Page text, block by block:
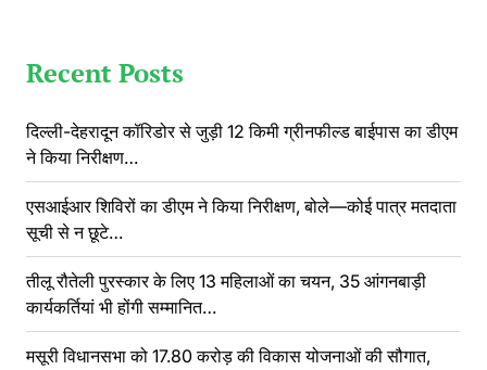
Recent Posts
दिल्ली-देहरादून कॉरिडोर से जुड़ी 12 किमी ग्रीनफील्ड बाईपास का डीएम
ने किया निरीक्षण…
एसआईआर शिविरों का डीएम ने किया निरीक्षण, बोले—कोई पात्र मतदाता
सूची से न छूटे…
तीलू रौतेली पुरस्कार के लिए 13 महिलाओं का चयन, 35 आंगनबाड़ी
कार्यकर्तियां भी होंगी सम्मानित…
मसूरी विधानसभा को 17.80 करोड़ की विकास योजनाओं की सौगात,